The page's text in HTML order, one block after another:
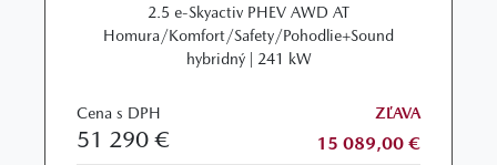
2.5 e-Skyactiv PHEV AWD AT
Homura/Komfort/Safety/Pohodlie+Sound
hybridný | 241 kW
Cena s DPH
51 290 €
ZĽAVA
15 089,00 €